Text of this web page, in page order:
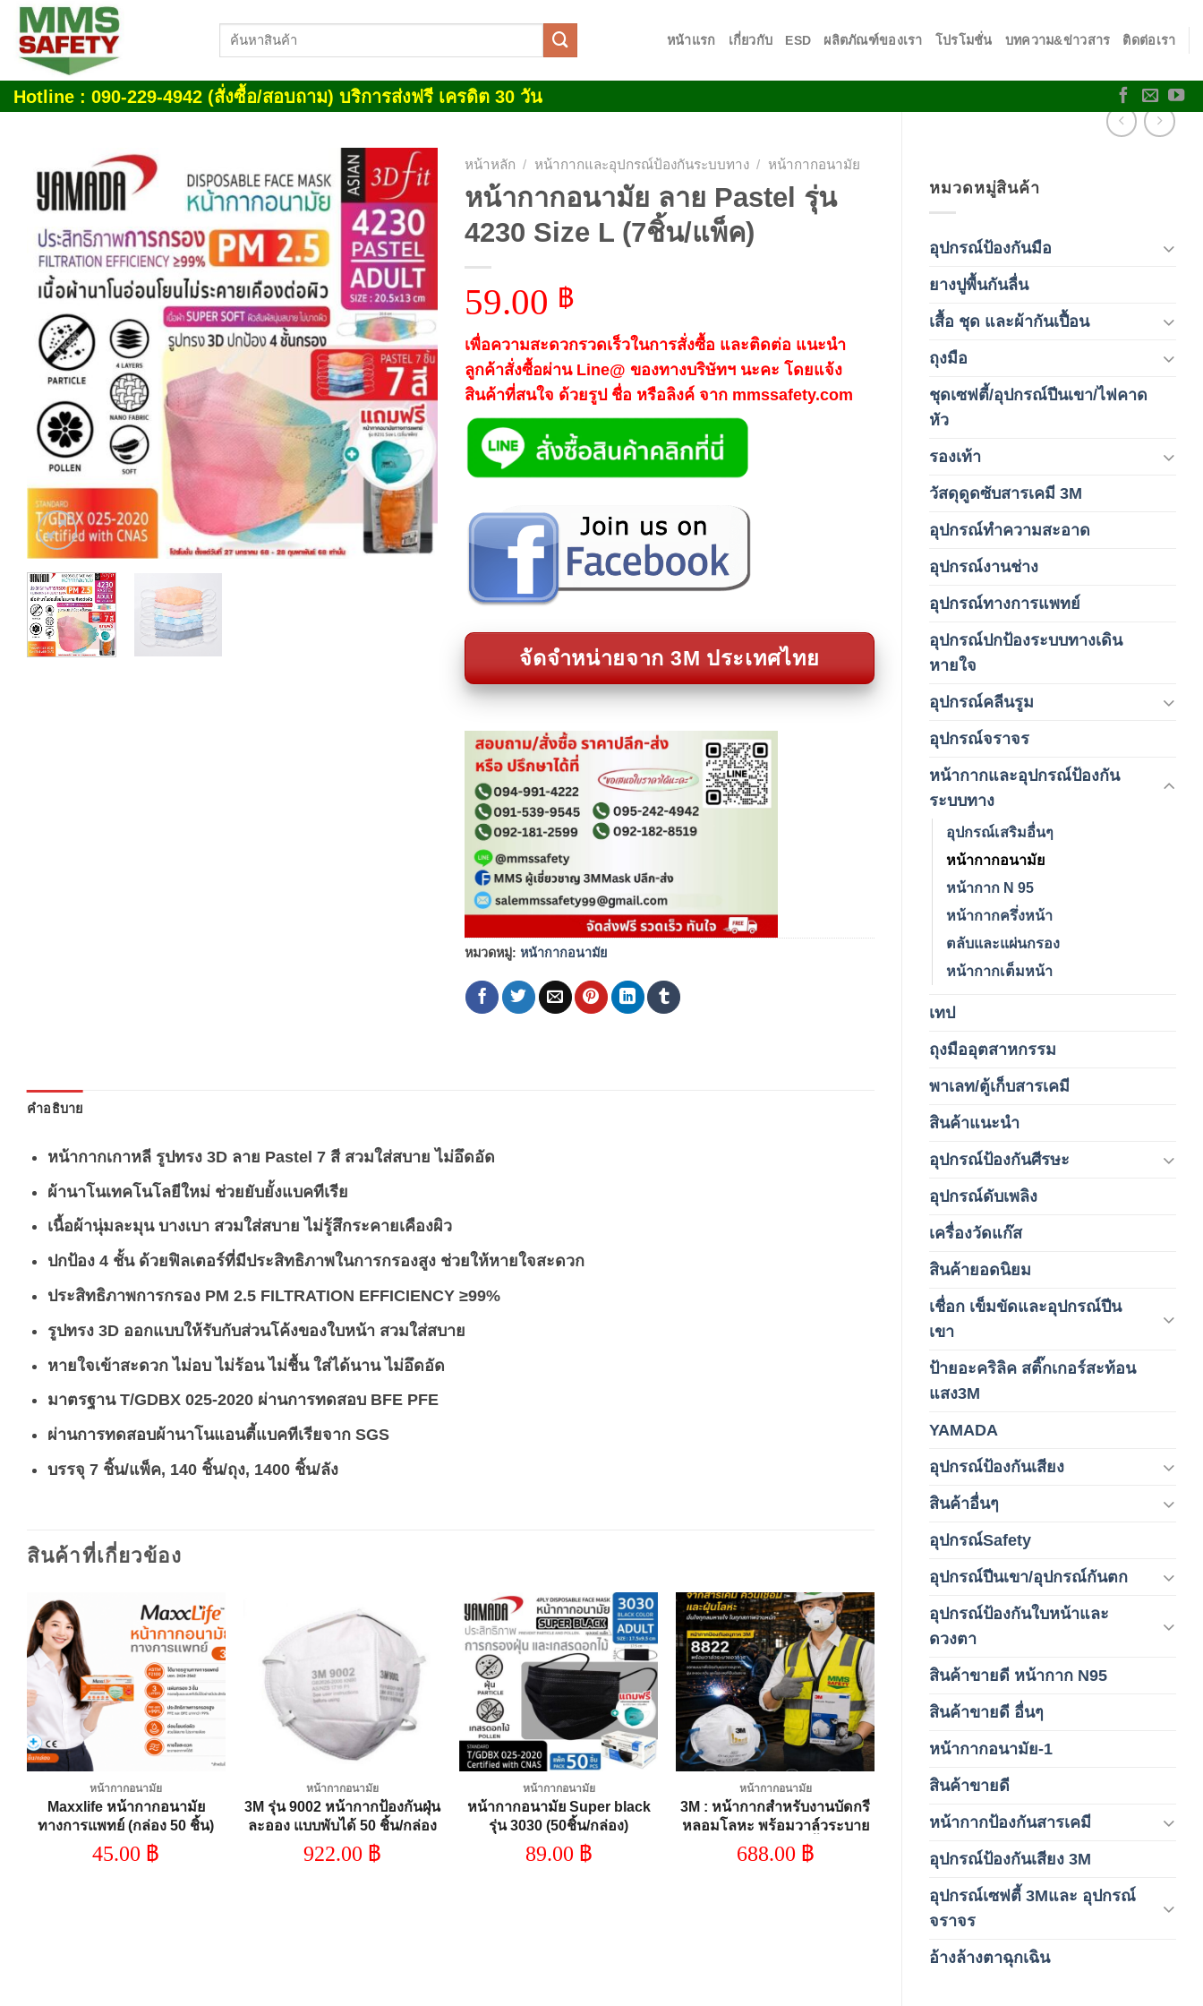
Skip
content
ค้นหา:
หน้าแรก เกี่ยวกับ ESD ผลิตภัณฑ์ของเรา โปรโมชั่น บทความ&ข่าวสาร ติดต่อเรา
Hotline : 090-229-4942 (สั่งซื้อ/สอบถาม) บริการส่งฟรี เครดิต 30 วัน
หมวดหมู่สินค้า
อุปกรณ์ป้องกันมือ
ยางปูพื้นกันลื่น
เสื้อ ชุด และผ้ากันเปื้อน
ถุงมือ
ชุดเซฟตี้/อุปกรณ์ปีนเขา/ไฟคาด
หัว
รองเท้า
วัสดุดูดซับสารเคมี 3M
อุปกรณ์ทำความสะอาด
อุปกรณ์งานช่าง
อุปกรณ์ทางการแพทย์
อุปกรณ์ปกป้องระบบทางเดิน
หายใจ
อุปกรณ์คลีนรูม
อุปกรณ์จราจร
หน้ากากและอุปกรณ์ป้องกัน
ระบบทาง
อุปกรณ์เสริมอื่นๆ
หน้ากากอนามัย
หน้ากาก N 95
หน้ากากครึ่งหน้า
ตลับและแผ่นกรอง
หน้ากากเต็มหน้า
เทป
ถุงมืออุตสาหกรรม
พาเลท/ตู้เก็บสารเคมี
สินค้าแนะนำ
อุปกรณ์ป้องกันศีรษะ
อุปกรณ์ดับเพลิง
เครื่องวัดแก๊ส
สินค้ายอดนิยม
เชื่อก เข็มขัดและอุปกรณ์ปีน
เขา
ป้ายอะคริลิค สติ๊กเกอร์สะท้อน
แสง3M
YAMADA
อุปกรณ์ป้องกันเสียง
สินค้าอื่นๆ
อุปกรณ์Safety
อุปกรณ์ปีนเขา/อุปกรณ์กันตก
อุปกรณ์ป้องกันใบหน้าและ
ดวงตา
สินค้าขายดี หน้ากาก N95
สินค้าขายดี อื่นๆ
หน้ากากอนามัย-1
สินค้าขายดี
หน้ากากป้องกันสารเคมี
อุปกรณ์ป้องกันเสียง 3M
อุปกรณ์เซฟตี้ 3Mและ อุปกรณ์
จราจร
อ้างล้างตาฉุกเฉิน
Add to
wishlist
หน้าหลัก / หน้ากากและอุปกรณ์ป้องกันระบบทาง / หน้ากากอนามัย
หน้ากากอนามัย ลาย Pastel รุ่น
4230 Size L (7ชิ้น/แพ็ค)
59.00 ฿
เพื่อความสะดวกรวดเร็วในการสั่งซื้อ และติดต่อ แนะนำ
ลูกค้าสั่งซื้อผ่าน Line@ ของทางบริษัทฯ นะคะ โดยแจ้ง
สินค้าที่สนใจ ด้วยรูป ชื่อ หรือลิงค์ จาก mmssafety.com
จัดจำหน่ายจาก 3M ประเทศไทย
หมวดหมู่: หน้ากากอนามัย
คำอธิบาย
หน้ากากเกาหลี รูปทรง 3D ลาย Pastel 7 สี สวมใส่สบาย ไม่อึดอัด
ผ้านาโนเทคโนโลยีใหม่ ช่วยยับยั้งแบคทีเรีย
เนื้อผ้านุ่มละมุน บางเบา สวมใส่สบาย ไม่รู้สึกระคายเคืองผิว
ปกป้อง 4 ชั้น ด้วยฟิลเตอร์ที่มีประสิทธิภาพในการกรองสูง ช่วยให้หายใจสะดวก
ประสิทธิภาพการกรอง PM 2.5 FILTRATION EFFICIENCY ≥99%
รูปทรง 3D ออกแบบให้รับกับส่วนโค้งของใบหน้า สวมใส่สบาย
หายใจเข้าสะดวก ไม่อบ ไม่ร้อน ไม่ชื้น ใส่ได้นาน ไม่อึดอัด
มาตรฐาน T/GDBX 025-2020 ผ่านการทดสอบ BFE PFE
ผ่านการทดสอบผ้านาโนแอนตี้แบคทีเรียจาก SGS
บรรจุ 7 ชิ้น/แพ็ค, 140 ชิ้น/ถุง, 1400 ชิ้น/ลัง
สินค้าที่เกี่ยวข้อง
Add to
หน้ากากอนามัย
Maxxlife หน้ากากอนามัย
ทางการแพทย์ (กล่อง 50 ชิ้น)
45.00 ฿
Add to
wishlist
หน้ากากอนามัย
3M รุ่น 9002 หน้ากากป้องกันฝุ่น
ละออง แบบพับได้ 50 ชิ้น/กล่อง
922.00 ฿
Add to
wishlist
หน้ากากอนามัย
หน้ากากอนามัย Super black
รุ่น 3030 (50ชิ้น/กล่อง)
89.00 ฿
Add to
wishlist
หน้ากากอนามัย
3M : หน้ากากสำหรับงานบัดกรี
หลอมโลหะ พร้อมวาล์วระบาย
อากาศ 8822 P2 (10 ชิ้น/กล่อง)
688.00 ฿